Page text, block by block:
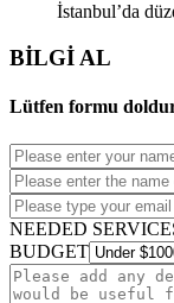
İstanbul’da
BİLGİ AL
Lütfen formu
NEEDED
BUDGET